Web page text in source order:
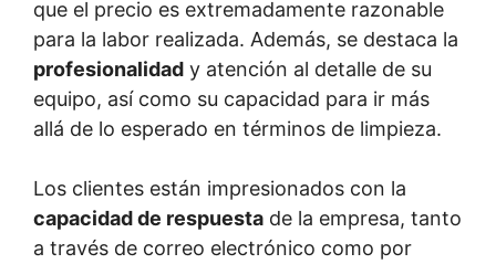
que el precio es extremadamente razonable
para la labor realizada. Además, se destaca la
profesionalidad y atención al detalle de su
equipo, así como su capacidad para ir más
allá de lo esperado en términos de limpieza.
Los clientes están impresionados con la
capacidad de respuesta de la empresa, tanto
a través de correo electrónico como por